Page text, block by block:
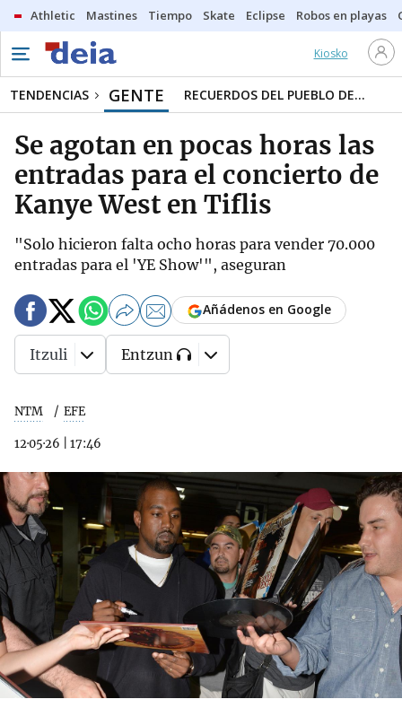
Athletic Mastines Tiempo Skate Eclipse Robos en playas
Kiosko
TENDENCIAS GENTE RECUERDOS DEL PUEBLO DE...
Se agotan en pocas horas las
entradas para el concierto de
Kanye West en Tiflis
"Solo hicieron falta ocho horas para vender 70.000
entradas para el 'YE Show'", aseguran
NTM EFE
12·05·26 17:46
Añádenos en Google
Itzuli Entzun